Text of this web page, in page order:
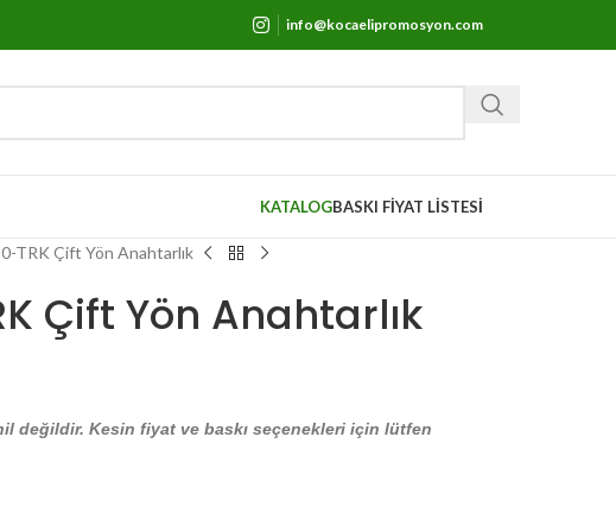
info@kocaelipromosyon.com
KATALOGBASKI FİYAT LİSTESİ
TRK Çift Yön Anahtarlık
Çift Yön Anahtarlık
değildir. Kesin fiyat ve baskı seçenekleri için lütfen